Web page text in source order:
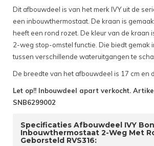
Dit afbouwdeel is van het merk IVY uit de
een inbouwthermostaat. De kraan is
heeft een rond rozet. De kleur van de kraan
2-weg stop-omstel functie. Die biedt gemak
tussen verschillende wateruitgangen te
De breedte van het afbouwdeel is 17 cm en
Let op!! Inbouwdeel apart verkocht.
SNB6299002
Specificaties Afbouwdeel IVY
Inbouwthermostaat 2-Weg Met
Geborsteld RVS316: